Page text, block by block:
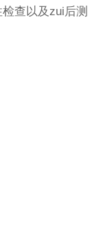
查以及zui后测